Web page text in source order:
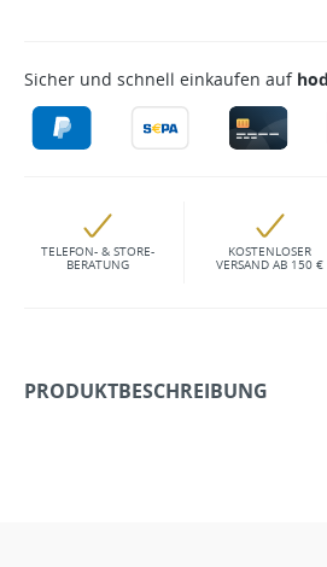
Sicher und schnell einkaufen auf
TELEFON- & STORE-
BERATUNG
KOSTENLOSER
VERSAND AB 150 €
PRODUKTBESCHREIBUNG